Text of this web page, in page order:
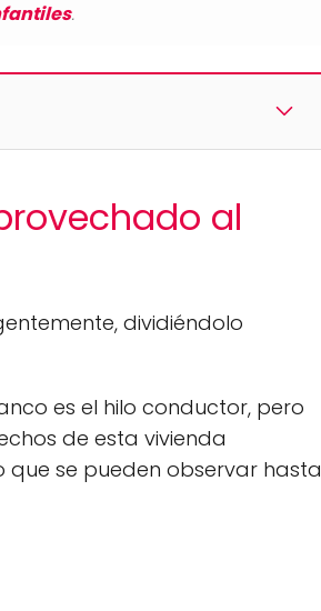
.
al
dividiéndolo
es el hilo conductor, pero
de esta vivienda
que se pueden observar hasta